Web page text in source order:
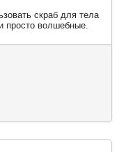
скраб для тела
просто волшебные.